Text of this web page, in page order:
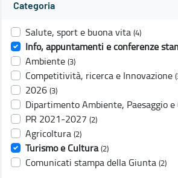
Categoria
Salute, sport e buona vita (4)
Info, appuntamenti e conferenze
Ambiente (3)
Competitività, ricerca e Innovazione
2026 (3)
Dipartimento Ambiente, Paesaggio
PR 2021-2027 (2)
Agricoltura (2)
Turismo e Cultura (2)
Comunicati stampa della Giunta (2)